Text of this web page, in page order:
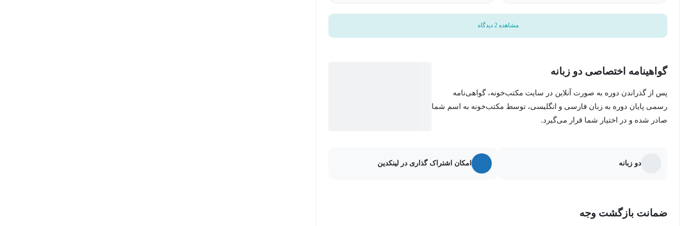
مشاهده 2 دیدگاه
گواهینامه اختصاصی دو زبانه
پس از گذراندن دوره به صورت آنلاین در سایت مکتب‌خونه، گواهی‌نامه
رسمی پایان دوره به زبان فارسی و انگلیسی، توسط مکتب‌خونه به اسم شما
صادر شده و در اختیار شما قرار می‌گیرد.
امکان اشتراک گذاری در لینکدین دو زبانه
ضمانت بازگشت وجه